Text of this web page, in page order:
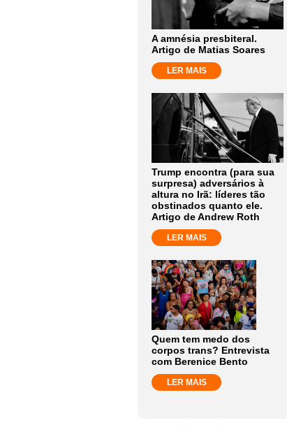
A amnésia presbiteral.
Artigo de Matias Soares
LER MAIS
Trump encontra (para sua
surpresa) adversários à
altura no Irã: líderes tão
obstinados quanto ele.
Artigo de Andrew Roth
LER MAIS
Quem tem medo dos
corpos trans? Entrevista
com Berenice Bento
LER MAIS